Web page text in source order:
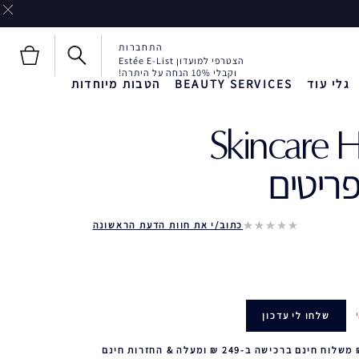
הצטרפי למועדון Estée E-List
וקבלי 10% הנחה על היתרה!
התחברות
גלי עוד BEAUTY SERVICES הטבות מיוחדות
Liquid Envy
Skincare
כתוב/י את חוות הדעת הראשונה
שלחו לי עדכון